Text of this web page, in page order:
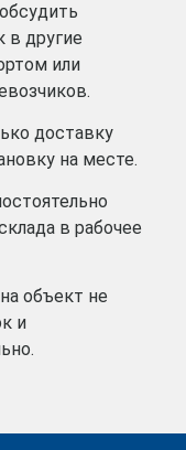
в другие
или
доставку
на месте.
в рабочее
объект не
и